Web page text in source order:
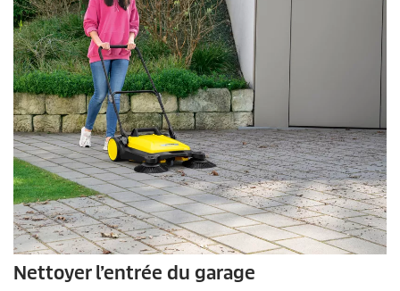
Nettoyer l’entrée du garage